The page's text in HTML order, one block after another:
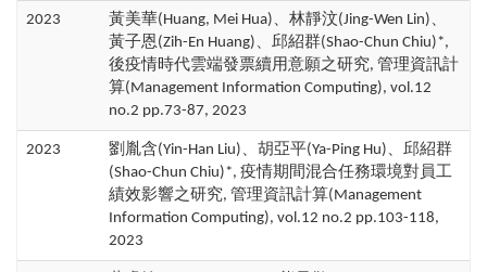
2023
黃美華(Huang, Mei Hua)、林靜汶(Jing-Wen Lin)、
黃子恩(Zih-En Huang)、邱紹群(Shao-Chun Chiu)*,
後疫情時代雲端發票續用意願之研究, 管理資訊計
算(Management Information Computing), vol.12
no.2 pp.73-87, 2023
2023
劉胤含(Yin-Han Liu)、胡亞平(Ya-Ping Hu)、邱紹群
(Shao-Chun Chiu)*, 疫情期間混合任務環境對員工
績效影響之研究, 管理資訊計算(Management
Information Computing), vol.12 no.2 pp.103-118,
2023